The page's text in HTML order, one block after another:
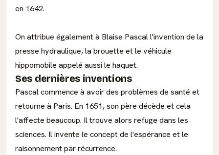
en 1642.
On attribue également à Blaise Pascal l'invention de la
presse hydraulique, la brouette et le véhicule
hippomobile appelé aussi le haquet.
Ses dernières inventions
Pascal commence à avoir des problèmes de santé et
retourne à Paris. En 1651, son père décède et cela
l'affecte beaucoup. Il trouve alors refuge dans les
sciences. Il invente le concept de l'espérance et le
raisonnement par récurrence.